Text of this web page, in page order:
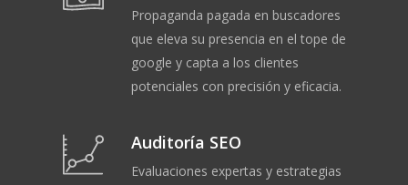
Propaganda pagada en buscadores
que eleva su presencia en el tope de
google y capta a los clientes
potenciales con precisión y eficacia.
Auditoría SEO
Evaluaciones expertas y estrategias